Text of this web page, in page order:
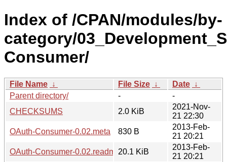
Index of /CPAN/modules/by-
category/
Consumer/
File Name ↓ File Size ↓ Date ↓
Parent directory/
-
-
CHECKSUMS
2.0 KiB
2021-Nov-
21 22:30
OAuth-Consumer-0.02.meta
830 B
2013-Feb-
21 20:21
OAuth-Consumer-0.02.readme20.1 KiB
2013-Feb-
21 20:21